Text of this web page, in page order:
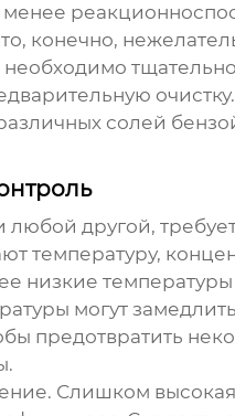
конечно,
солей
любой другой,
температуру,
низкие
могут
предотвратить
Слишком